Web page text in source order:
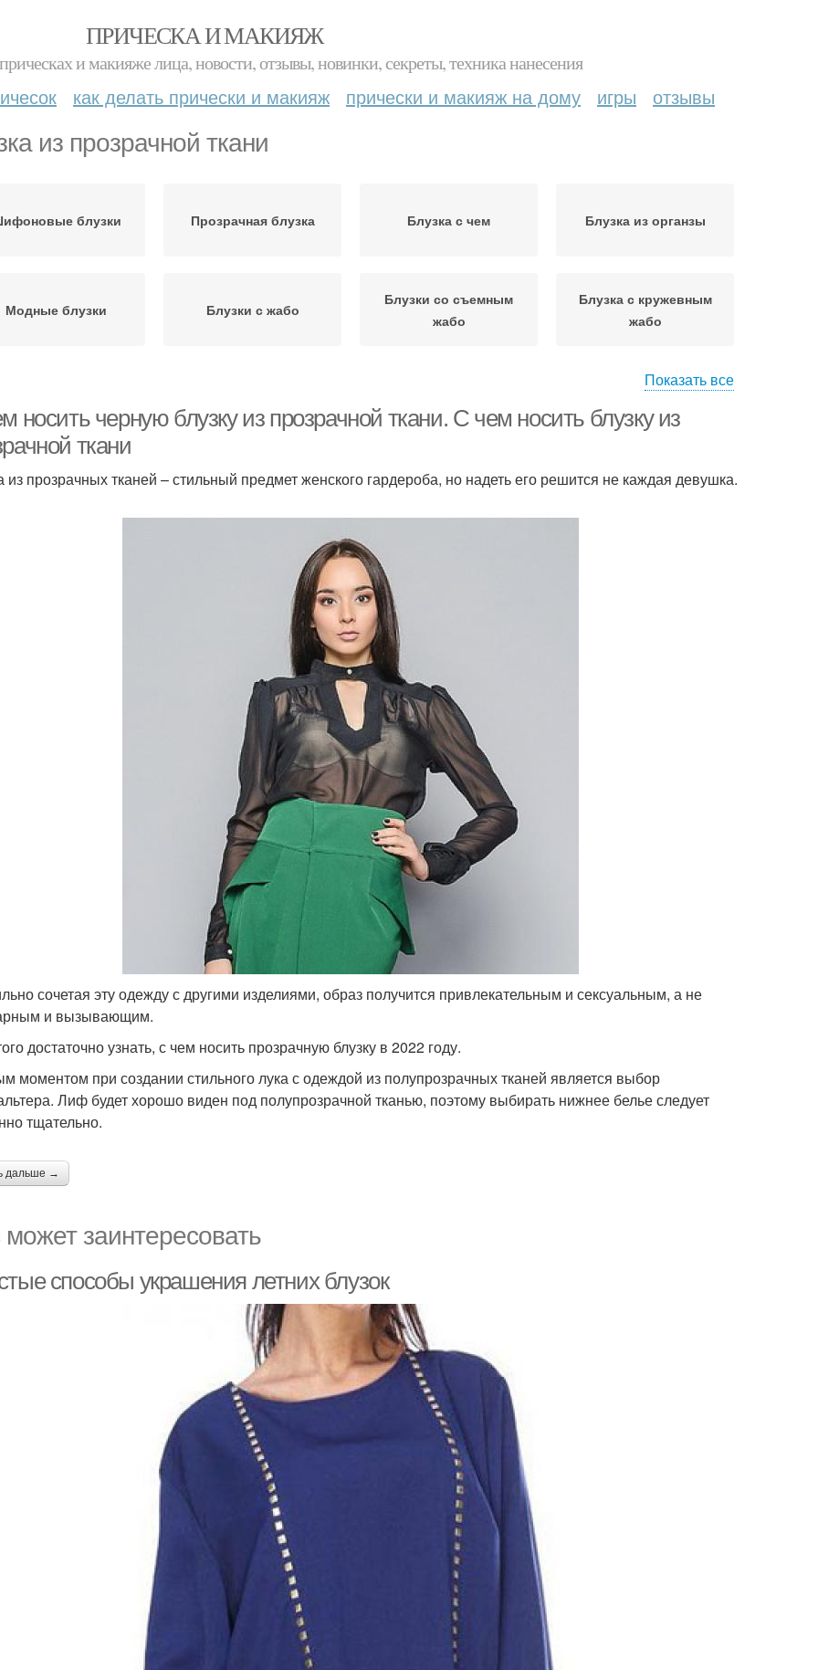
ПРИЧЕСКА И МАКИЯЖ
и макияже лица, новости, отзывы, новинки, секреты, техника нанесения
как делать прически и макияж прически и макияж на дому игры отзывы
из прозрачной ткани
блузки Прозрачная блузка Блузка с чем Блузка из органзы
Модные блузки Блузки с жабо
Блузки со съемным
жабо
Блузка с кружевным
жабо
блузку
свитер
Показать все
носить черную блузку из прозрачной ткани. С чем носить блузку из
ткани
из прозрачных тканей – стильный предмет женского гардероба, но надеть его решится не каждая девушка.
сочетая эту одежду с другими изделиями, образ получится привлекательным и сексуальным, а не
и вызывающим.
достаточно узнать, с чем носить прозрачную блузку в 2022 году.
моментом при создании стильного лука с одеждой из полупрозрачных тканей является выбор
Лиф будет хорошо виден под полупрозрачной тканью, поэтому выбирать нижнее белье следует
тщательно.
дальше →
заинтересовать
способы украшения летних блузок